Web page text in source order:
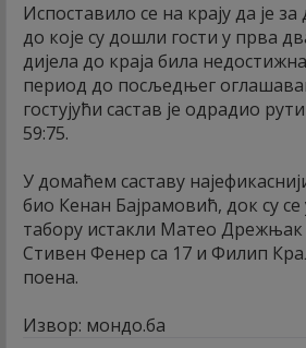
Испоставило се на крају да је
до које су дошли гости у прва
дијела до краја била
период до посљедњег
гостујући састав је одрадио
59:75.
У домаћем саставу
био Кенан Бајрамовић, док су се
табору истакли Матео Дрежњак
Стивен Фенер са 17 и Филип
поена.
Извор: мондо.ба